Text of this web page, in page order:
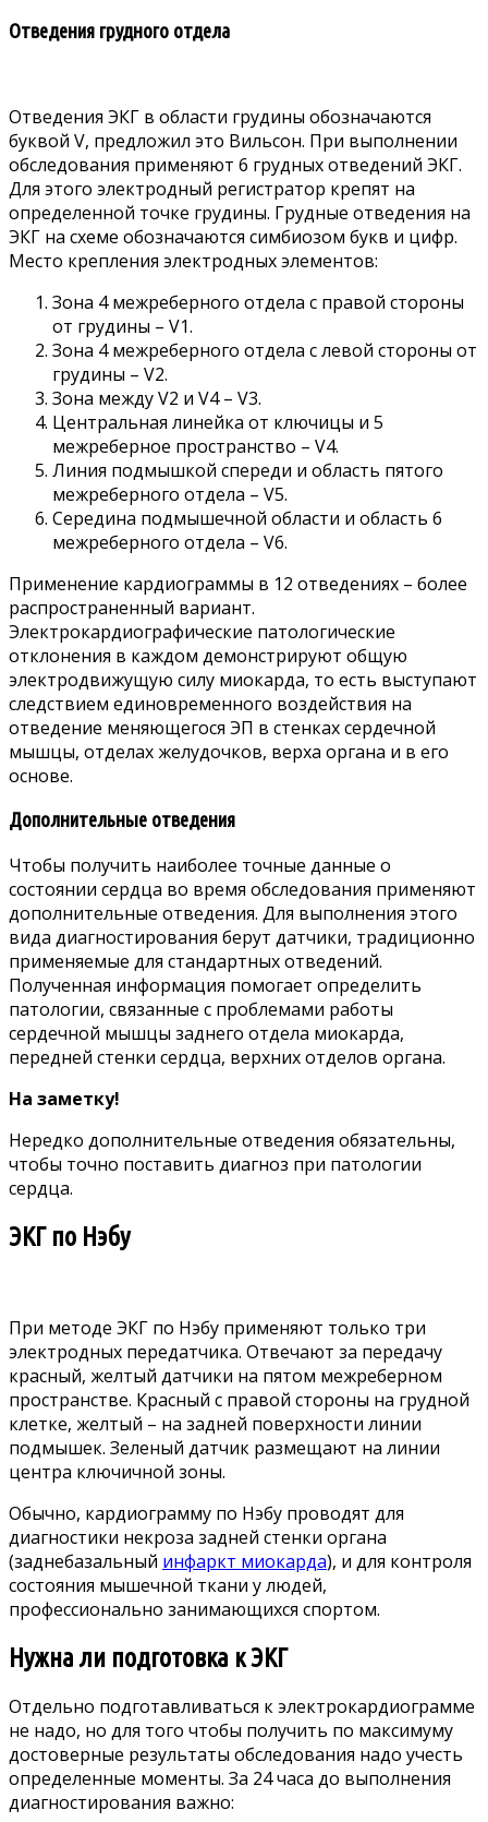
Отведения грудного отдела
Отведения ЭКГ в области грудины обозначаются
буквой V, предложил это Вильсон. При выполнении
обследования применяют 6 грудных отведений ЭКГ.
Для этого электродный регистратор крепят на
определенной точке грудины. Грудные отведения на
ЭКГ на схеме обозначаются симбиозом букв и цифр.
Место крепления электродных элементов:
Зона 4 межреберного отдела с правой стороны
от грудины – V1.
Зона 4 межреберного отдела с левой стороны от
грудины – V2.
Зона между V2 и V4 – V3.
Центральная линейка от ключицы и 5
межреберное пространство – V4.
Линия подмышкой спереди и область пятого
межреберного отдела – V5.
Середина подмышечной области и область 6
межреберного отдела – V6.
Применение кардиограммы в 12 отведениях – более
распространенный вариант.
Электрокардиографические патологические
отклонения в каждом демонстрируют общую
электродвижущую силу миокарда, то есть выступают
следствием единовременного воздействия на
отведение меняющегося ЭП в стенках сердечной
мышцы, отделах желудочков, верха органа и в его
основе.
Дополнительные отведения
Чтобы получить наиболее точные данные о
состоянии сердца во время обследования применяют
дополнительные отведения. Для выполнения этого
вида диагностирования берут датчики, традиционно
применяемые для стандартных отведений.
Полученная информация помогает определить
патологии, связанные с проблемами работы
сердечной мышцы заднего отдела миокарда,
передней стенки сердца, верхних отделов органа.
На заметку!
Нередко дополнительные отведения обязательны,
чтобы точно поставить диагноз при патологии
сердца.
ЭКГ по Нэбу
При методе ЭКГ по Нэбу применяют только три
электродных передатчика. Отвечают за передачу
красный, желтый датчики на пятом межреберном
пространстве. Красный с правой стороны на грудной
клетке, желтый – на задней поверхности линии
подмышек. Зеленый датчик размещают на линии
центра ключичной зоны.
Обычно, кардиограмму по Нэбу проводят для
диагностики некроза задней стенки органа
(заднебазальный инфаркт миокарда), и для контроля
состояния мышечной ткани у людей,
профессионально занимающихся спортом.
Нужна ли подготовка к ЭКГ
Отдельно подготавливаться к электрокардиограмме
не надо, но для того чтобы получить по максимуму
достоверные результаты обследования надо учесть
определенные моменты. За 24 часа до выполнения
диагностирования важно: